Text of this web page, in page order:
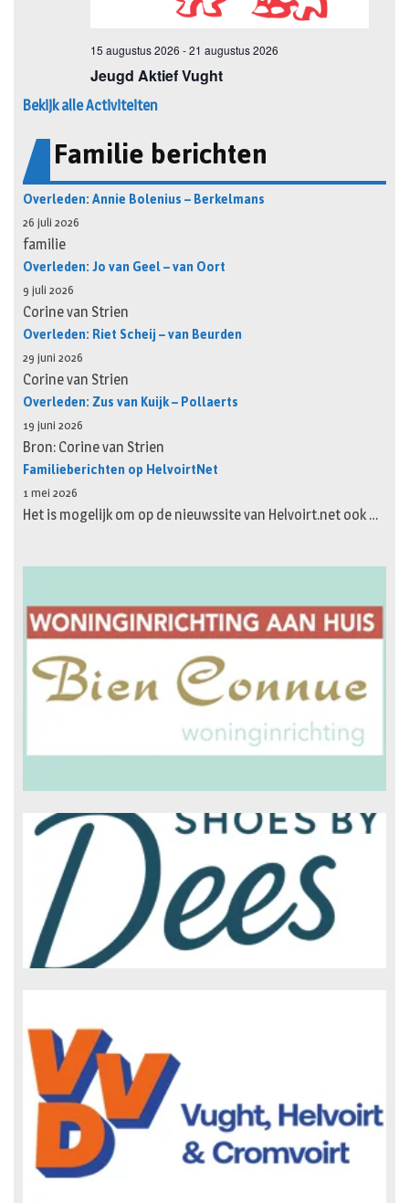
Bekijk alle Activiteiten
Familie berichten
Overleden: Annie Bolenius – Berkelmans
26 juli 2026
familie
Overleden: Jo van Geel – van Oort
9 juli 2026
Corine van Strien
Overleden: Riet Scheij – van Beurden
29 juni 2026
Corine van Strien
Overleden: Zus van Kuijk – Pollaerts
19 juni 2026
Bron: Corine van Strien
Familieberichten op HelvoirtNet
1 mei 2026
Het is mogelijk om op de nieuwssite van Helvoirt.net ook …